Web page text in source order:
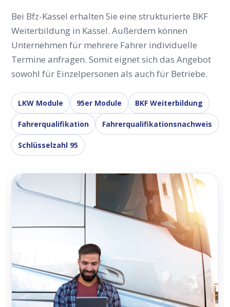
Bei Bfz-Kassel erhalten Sie eine strukturierte BKF
Weiterbildung in Kassel. Außerdem können
Unternehmen für mehrere Fahrer individuelle
Termine anfragen. Somit eignet sich das Angebot
sowohl für Einzelpersonen als auch für Betriebe.
LKW Module 95er Module BKF Weiterbildung
Fahrerqualifikation Fahrerqualifikationsnachweis
Schlüsselzahl 95